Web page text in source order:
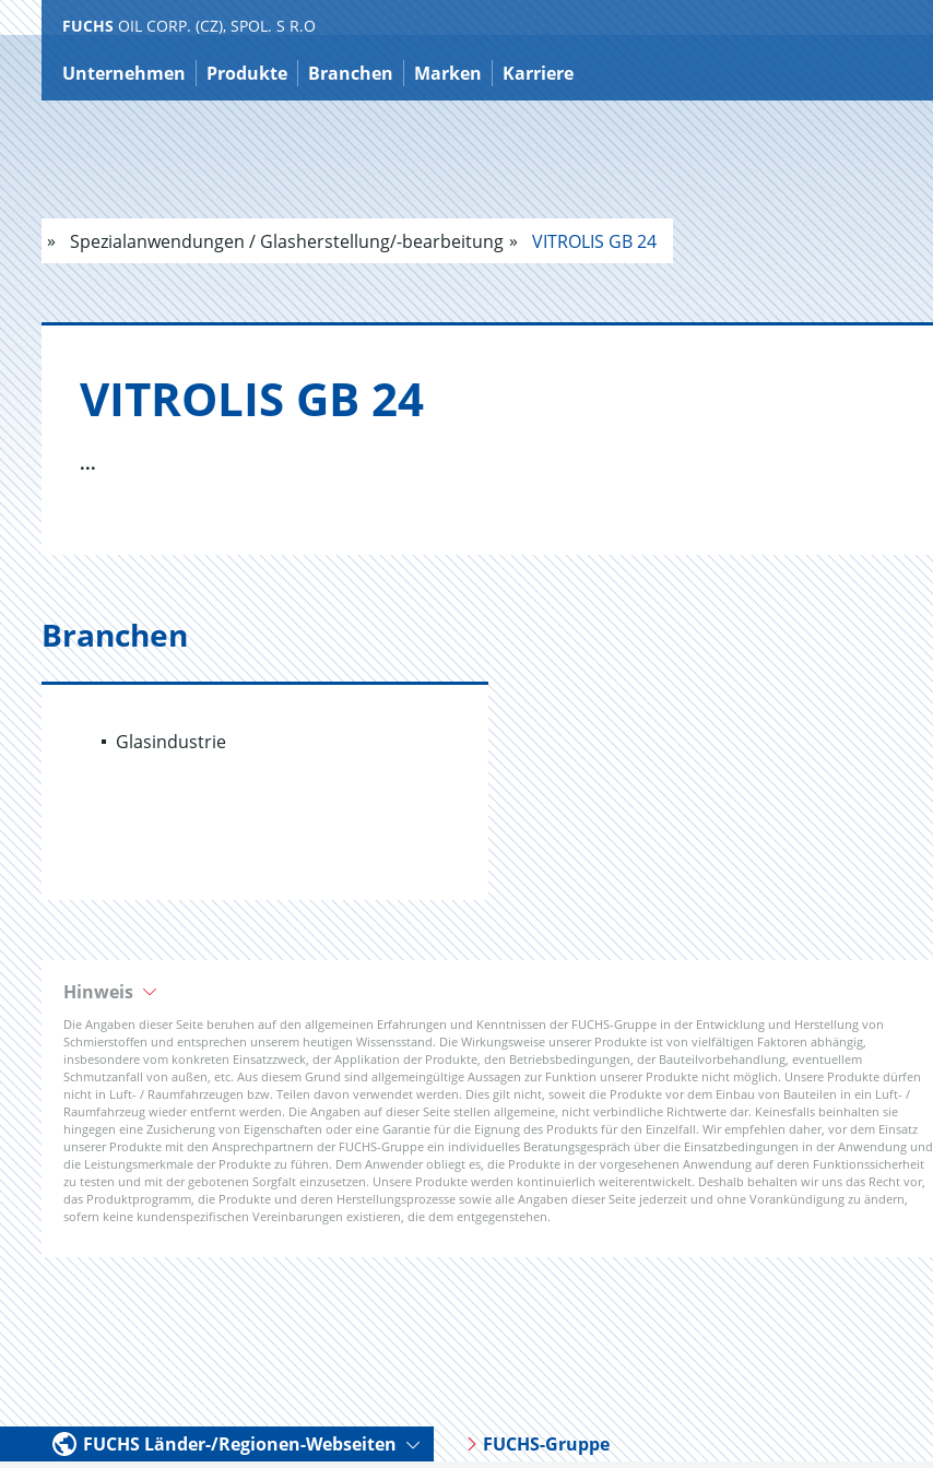
Zum
Inhalt
FUCHS OIL CORP. (CZ), SPOL. S R.O
Unternehmen Produkte Branchen Marken Karriere
Spezialanwendungen / Glasherstellung/-bearbeitung VITROLIS GB 24
VI­TRO­LIS GB 24
...
Branchen
Glasindustrie
Hinweis
Die Angaben dieser Seite beruhen auf den allgemeinen Erfahrungen und Kenntnissen der FUCHS-Gruppe in der Entwicklung und Herstellung von
Schmierstoffen und entsprechen unserem heutigen Wissensstand. Die Wirkungsweise unserer Produkte ist von vielfältigen Faktoren abhängig,
insbesondere vom konkreten Einsatzzweck, der Applikation der Produkte, den Betriebsbedingungen, der Bauteilvorbehandlung, eventuellem
Schmutzanfall von außen, etc. Aus diesem Grund sind allgemeingültige Aussagen zur Funktion unserer Produkte nicht möglich. Unsere Produkte dürfen
nicht in Luft- / Raumfahrzeugen bzw. Teilen davon verwendet werden. Dies gilt nicht, soweit die Produkte vor dem Einbau von Bauteilen in ein Luft- /
Raumfahrzeug wieder entfernt werden. Die Angaben auf dieser Seite stellen allgemeine, nicht verbindliche Richtwerte dar. Keinesfalls beinhalten sie
hingegen eine Zusicherung von Eigenschaften oder eine Garantie für die Eignung des Produkts für den Einzelfall. Wir empfehlen daher, vor dem Einsatz
unserer Produkte mit den Ansprechpartnern der FUCHS-Gruppe ein individuelles Beratungsgespräch über die Einsatzbedingungen in der Anwendung und
die Leistungsmerkmale der Produkte zu führen. Dem Anwender obliegt es, die Produkte in der vorgesehenen Anwendung auf deren Funktionssicherheit
zu testen und mit der gebotenen Sorgfalt einzusetzen. Unsere Produkte werden kontinuierlich weiterentwickelt. Deshalb behalten wir uns das Recht vor,
das Produktprogramm, die Produkte und deren Herstellungsprozesse sowie alle Angaben dieser Seite jederzeit und ohne Vorankündigung zu ändern,
sofern keine kundenspezifischen Vereinbarungen existieren, die dem entgegenstehen.
FUCHS Länder-/Regionen-Webseiten FUCHS-Gruppe